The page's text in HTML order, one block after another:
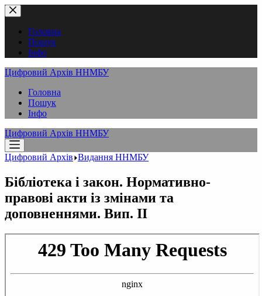
Перейти
до
вмістуГоловна
Пошук
Інфо
Цифровий Архів ННМБУ
Головна
Пошук
Інфо
Цифровий Архів ННМБУ
Цифровий Архів Видання ННМБУ
Бібліотека і закон. Нормативно-
правові акти із змінами та
доповненнями. Вип. ІІ